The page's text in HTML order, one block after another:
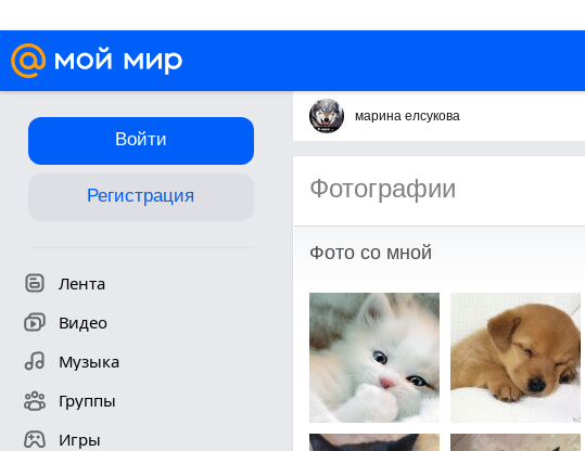
Войти
Регистрация
Лента
Видео
Музыка
Группы
Игры
марина елсукова
Фотографии
Фото со мной